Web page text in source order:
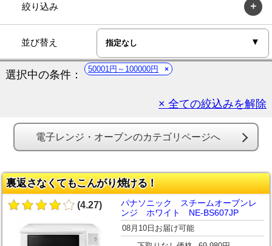
絞り込み
並び替え
選択中の条件： 50001円～100000円
× 全ての絞込みを解除
電子レンジ・オーブンのカテゴリページへ
裏返さなくてもこんがり焼ける！
(4.27)
パナソニック スチームオーブンレ
ンジ ホワイト NE-BS607JP
08月10日お届け可能